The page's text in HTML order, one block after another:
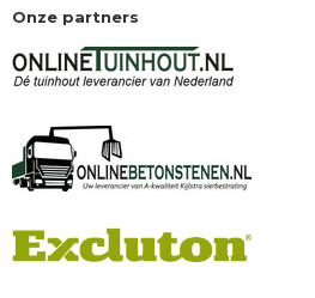
Onze partners